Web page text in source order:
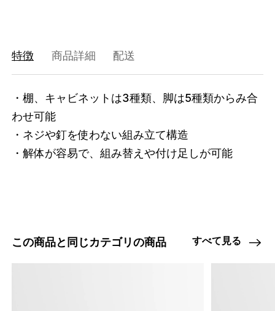
特徴 商品詳細 配送
・棚、キャビネットは3種類、脚は5種類からみ合
わせ可能
・ネジや釘を使わない組み立て構造
・解体が容易で、組み替えや付け足しが可能
この商品と同じカテゴリの商品 すべて見る